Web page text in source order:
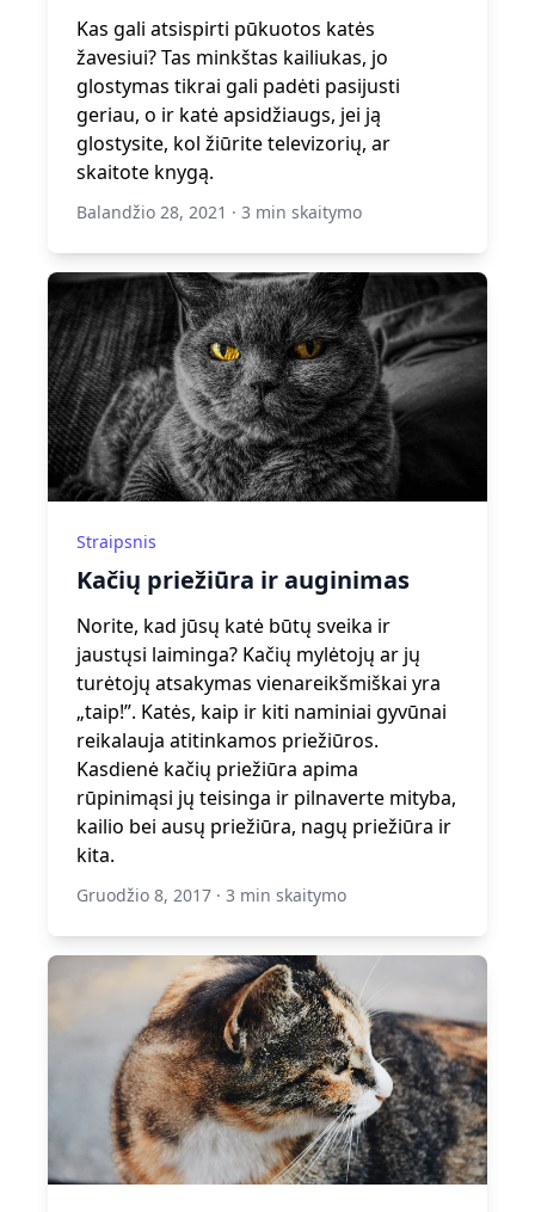
Kas gali atsispirti pūkuotos katės
žavesiui? Tas minkštas kailiukas, jo
glostymas tikrai gali padėti pasijusti
geriau, o ir katė apsidžiaugs, jei ją
glostysite, kol žiūrite televizorių, ar
skaitote knygą.
Balandžio 28, 2021 · 3 min skaitymo
Straipsnis
Kačių priežiūra ir auginimas
Norite, kad jūsų katė būtų sveika ir
jaustųsi laiminga? Kačių mylėtojų ar jų
turėtojų atsakymas vienareikšmiškai yra
„taip!”. Katės, kaip ir kiti naminiai gyvūnai
reikalauja atitinkamos priežiūros.
Kasdienė kačių priežiūra apima
rūpinimąsi jų teisinga ir pilnaverte mityba,
kailio bei ausų priežiūra, nagų priežiūra ir
kita.
Gruodžio 8, 2017 · 3 min skaitymo